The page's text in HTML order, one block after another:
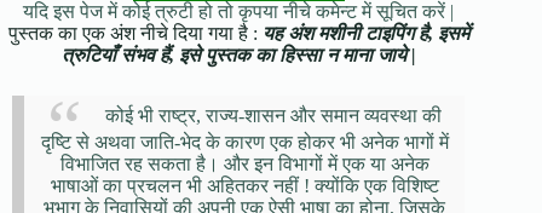
यदि इस पेज में कोई त्रुटी हो तो कृपया नीचे कमेन्ट में सूचित करें |
पुस्तक का एक अंश नीचे दिया गया है : यह अंश मशीनी टाइपिंग है, इसमें
त्रुटियाँ संभव हैं, इसे पुस्तक का हिस्सा न माना जाये |
कोई भी राष्ट्र, राज्य-शासन और समान व्यवस्था की
दृष्टि से अथवा जाति-भेद के कारण एक होकर भी अनेक भागों में
विभाजित रह सकता है। और इन विभागों में एक या अनेक
भाषाओं का प्रचलन भी अहितकर नहीं ! क्योंकि एक विशिष्ट
भूभाग के निवासियों की अपनी एक ऐसी भाषा का होना, जिसके